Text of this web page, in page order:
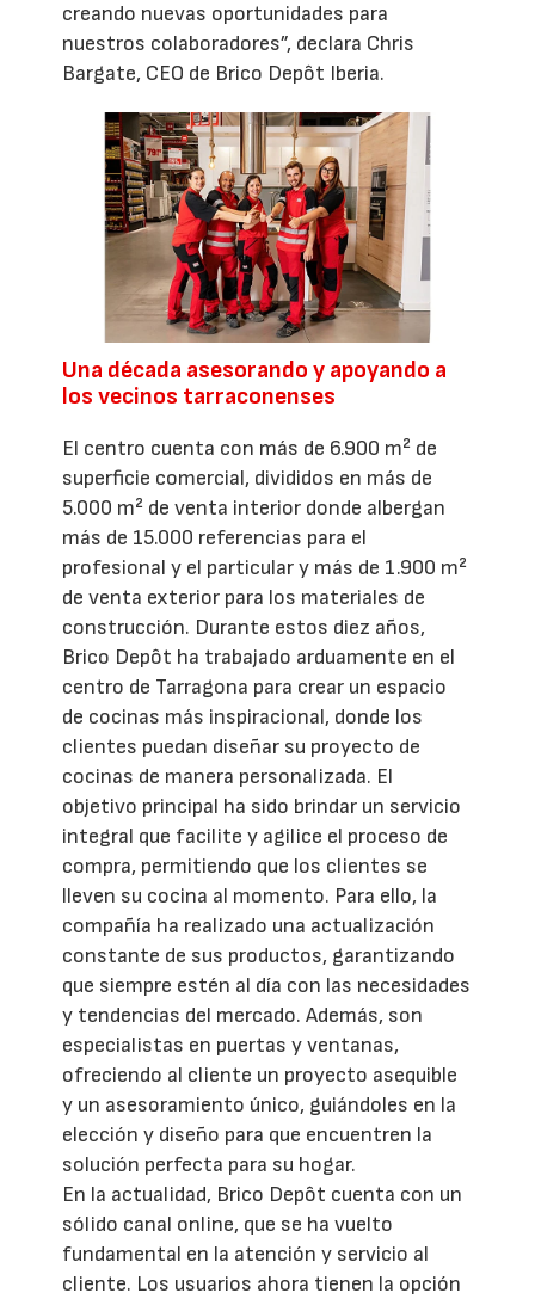
creando nuevas oportunidades para
nuestros colaboradores”, declara Chris
Bargate, CEO de Brico Depôt Iberia.
Una década asesorando y apoyando a
los vecinos tarraconenses
El centro cuenta con más de 6.900 m² de
superficie comercial, divididos en más de
5.000 m² de venta interior donde albergan
más de 15.000 referencias para el
profesional y el particular y más de 1.900 m²
de venta exterior para los materiales de
construcción. Durante estos diez años,
Brico Depôt ha trabajado arduamente en el
centro de Tarragona para crear un espacio
de cocinas más inspiracional, donde los
clientes puedan diseñar su proyecto de
cocinas de manera personalizada. El
objetivo principal ha sido brindar un servicio
integral que facilite y agilice el proceso de
compra, permitiendo que los clientes se
lleven su cocina al momento. Para ello, la
compañía ha realizado una actualización
constante de sus productos, garantizando
que siempre estén al día con las necesidades
y tendencias del mercado. Además, son
especialistas en puertas y ventanas,
ofreciendo al cliente un proyecto asequible
y un asesoramiento único, guiándoles en la
elección y diseño para que encuentren la
solución perfecta para su hogar.
En la actualidad, Brico Depôt cuenta con un
sólido canal online, que se ha vuelto
fundamental en la atención y servicio al
cliente. Los usuarios ahora tienen la opción